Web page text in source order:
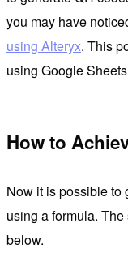
you may have
using Alteryx. This
using Google
How to
Now it is possible to
using a formula.
below.